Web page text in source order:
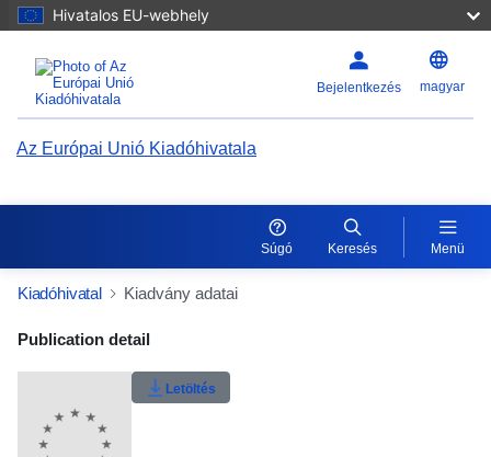
Hivatalos EU-webhely
Bejelentkezés magyar
Az Európai Unió Kiadóhivatala
Súgó Keresés Menü
Kiadóhivatal Kiadvány adatai
Publication Detail Actions Portlet
Publication detail
Letöltés